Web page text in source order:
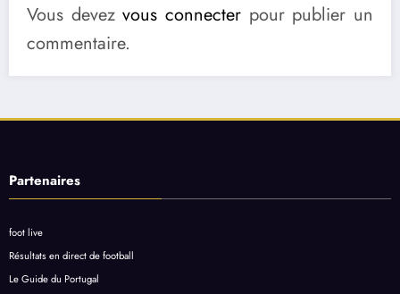
Vous devezvous connecter pour publier un
commentaire.
Partenaires
foot live
Résultats en direct de football
Le Guide du Portugal